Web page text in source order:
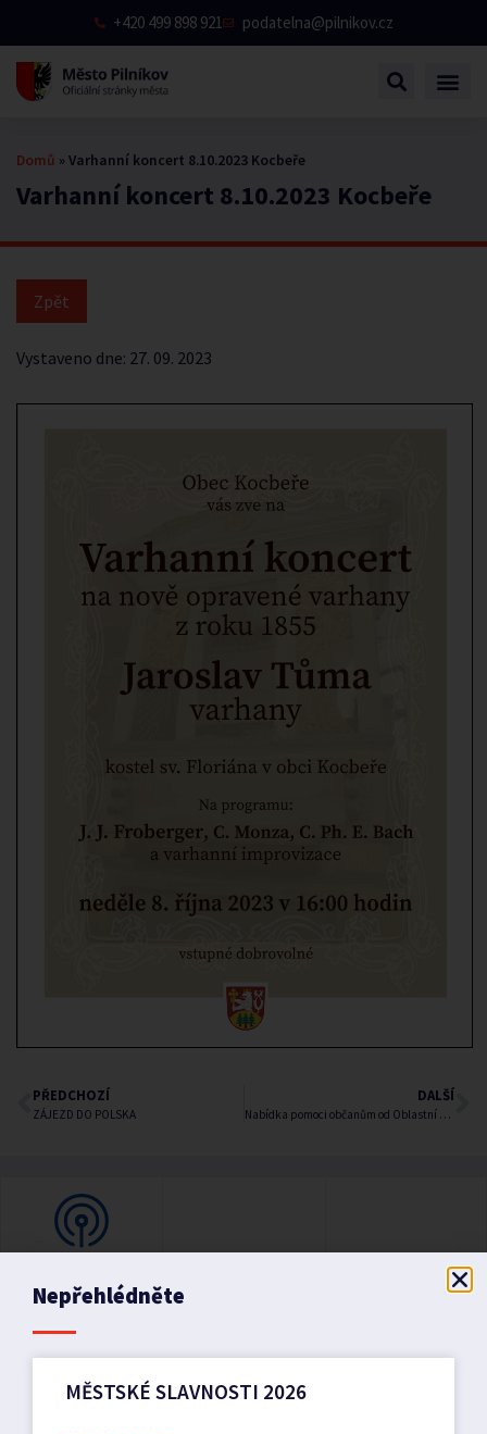
+420 499 898 921 podatelna@pilnikov.cz
Varhanní koncert 8.10.2023 Kocbeře
Domů » Varhanní koncert 8.10.2023 Kocbeře
Vystaveno dne: 27. 09. 2023
PŘEDCHOZÍ
ZÁJEZD DO POLSKA
DALŠÍ
Nabídka pomoci občanům od Oblastní charity Dvůr Králové – Občanské poradny
Nepřehlédněte
MĚSTSKÉ SLAVNOSTI 2026